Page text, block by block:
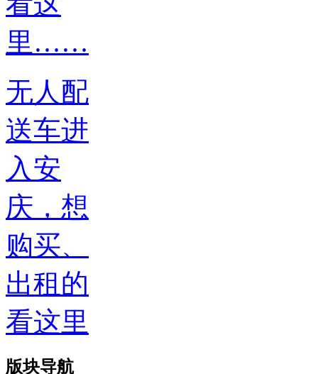
无人配
送车进
入安
庆，想
购买、
出租的
看这里
版块导航